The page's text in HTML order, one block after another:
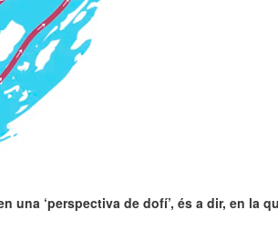
una ‘perspectiva de dofí’, és a dir, en la